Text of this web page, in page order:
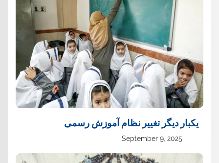
یک‏بار دیگر تغییر نظام آموزش رسمی
September 9, 2025